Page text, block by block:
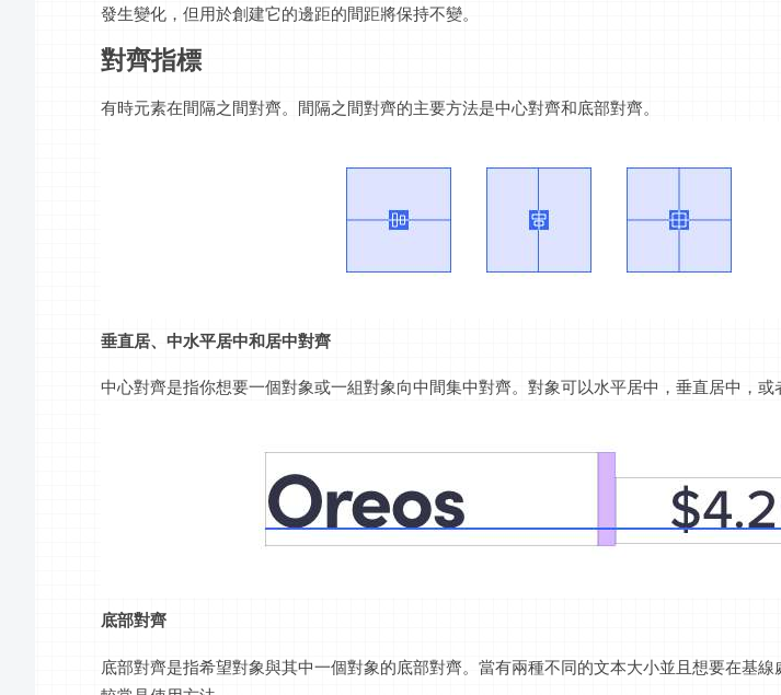
發生變化，但用於創建它的邊距的間距將保持不變。
對齊指標
有時元素在間隔之間對齊。間隔之間對齊的主要方法是中心對齊和底部對齊。
垂直居、中水平居中和居中對齊
中心對齊是指你想要一個對象或一組對象向中間集中對齊。對象可以水平居中，垂直居中，或
底部對齊
底部對齊是指希望對象與其中一個對象的底部對齊。當有兩種不同的文本大小並且想要在基